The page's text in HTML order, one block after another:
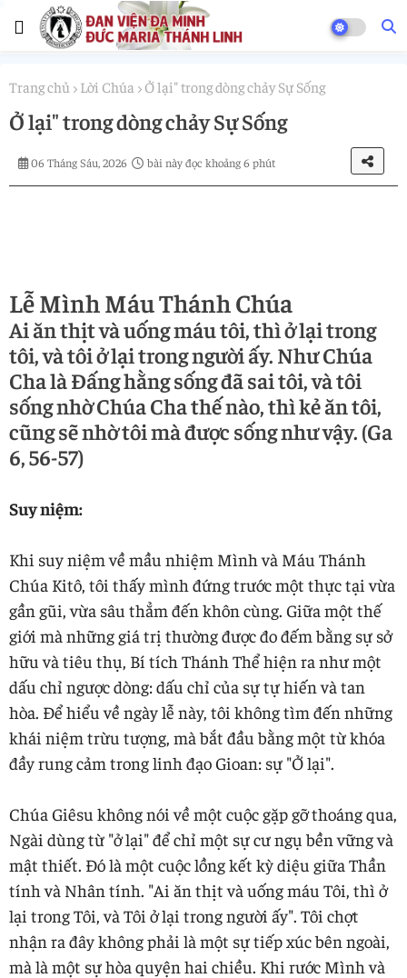
Trang chủ Lời Chúa Ở lại" trong dòng chảy Sự Sống
Ở lại" trong dòng chảy Sự Sống
06 Tháng Sáu, 2026 bài này đọc khoảng 6 phút
Lễ Mình Máu Thánh Chúa
Ai ăn thịt và uống máu tôi, thì ở lại trong
tôi, và tôi ở lại trong người ấy. Như Chúa
Cha là Đấng hằng sống đã sai tôi, và tôi
sống nhờ Chúa Cha thế nào, thì kẻ ăn tôi,
cũng sẽ nhờ tôi mà được sống như vậy. (Ga
6, 56-57)
Suy niệm:
Khi suy niệm về mầu nhiệm Mình và Máu Thánh
Chúa Kitô, tôi thấy mình đứng trước một thực tại vừa
gần gũi, vừa sâu thẳm đến khôn cùng. Giữa một thế
giới mà những giá trị thường được đo đếm bằng sự sở
hữu và tiêu thụ, Bí tích Thánh Thể hiện ra như một
dấu chỉ ngược dòng: dấu chỉ của sự tự hiến và tan
hòa. Để hiểu về ngày lễ này, tôi không tìm đến những
khái niệm trừu tượng, mà bắt đầu bằng một từ khóa
đầy rung cảm trong linh đạo Gioan: sự "Ở lại".
Chúa Giêsu không nói về một cuộc gặp gỡ thoáng qua,
Ngài dùng từ "ở lại" để chỉ một sự cư ngụ bền vững và
mật thiết. Đó là một cuộc lồng kết kỳ diệu giữa Thần
tính và Nhân tính. "Ai ăn thịt và uống máu Tôi, thì ở
lại trong Tôi, và Tôi ở lại trong người ấy". Tôi chợt
nhận ra đây không phải là một sự tiếp xúc bên ngoài,
mà là một sự hòa quyện hai chiều. Khi rước Mình và